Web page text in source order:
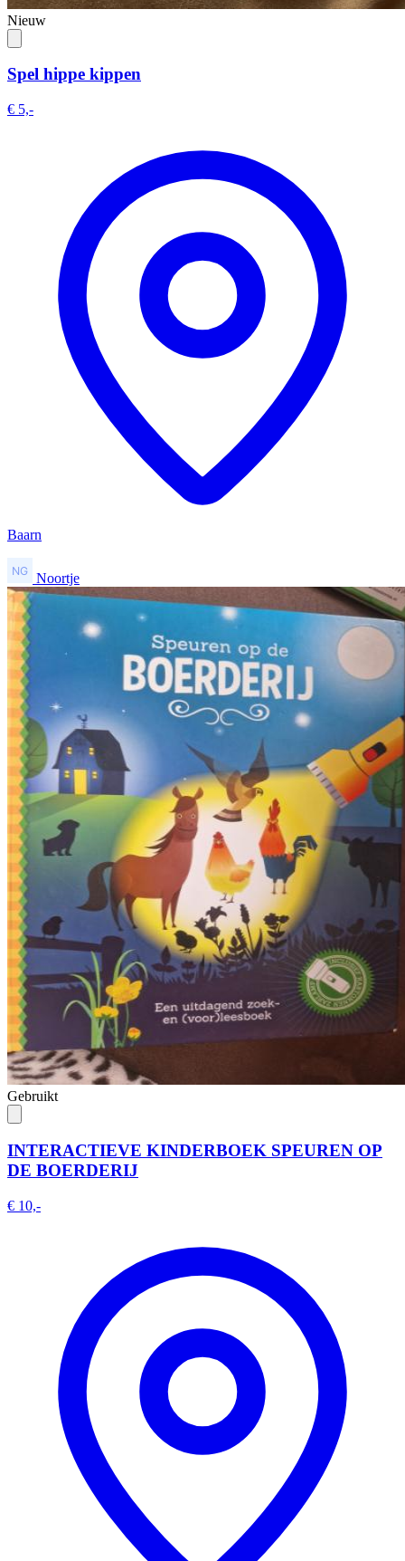
Nieuw
Spel hippe kippen
€ 5,-
Baarn
Noortje
Gebruikt
INTERACTIEVE KINDERBOEK SPEUREN OP
DE BOERDERIJ
€ 10,-